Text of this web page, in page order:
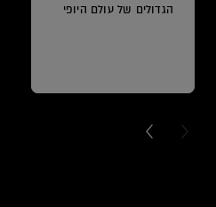
הגדולים של עולם היופי
NEXT CARD